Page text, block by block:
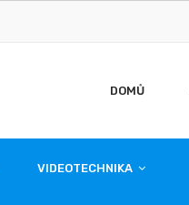
DOMŮ
VIDEOTECHNIKA